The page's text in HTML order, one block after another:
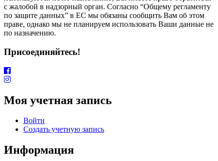
с жалобой в надзорный орган. Согласно “Общему регламенту
по защите данных” в ЕС мы обязаны сообщить Вам об этом
праве, однако мы не планируем использовать Ваши данные не
по назначению.
Присоединяйтесь!
Моя учетная запись
Войти
Создать учетную запись
Информация